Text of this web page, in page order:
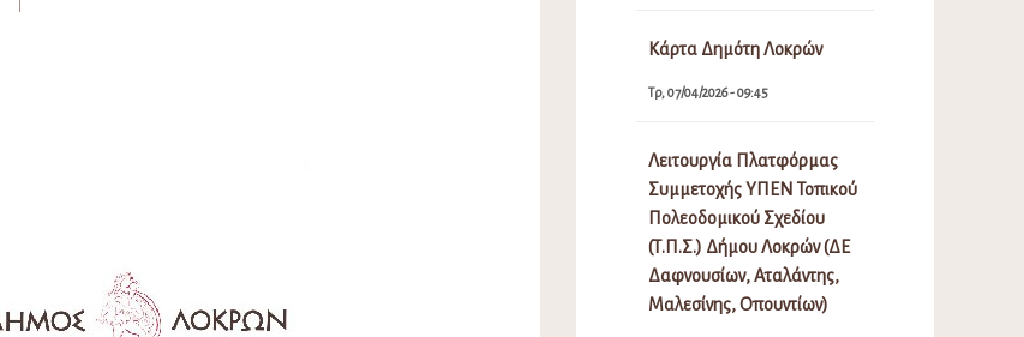
Κάρτα Δημότη Λοκρών
Τρ, 07/04/2026 - 09:45
Λειτουργία Πλατφόρμας
Συμμετοχής ΥΠΕΝ Τοπικού
Πολεοδομικού Σχεδίου
(Τ.Π.Σ.) Δήμου Λοκρών (ΔΕ
Δαφνουσίων, Αταλάντης,
Μαλεσίνης, Οπουντίων)